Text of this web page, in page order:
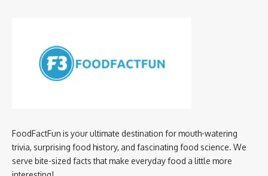
FoodFactFun is your ultimate destination for mouth-watering
trivia, surprising food history, and fascinating food science. We
serve bite-sized facts that make everyday food a little more